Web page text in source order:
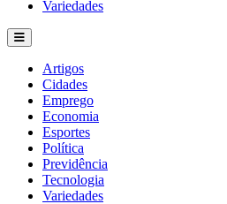
Variedades
Artigos
Cidades
Emprego
Economia
Esportes
Política
Previdência
Tecnologia
Variedades